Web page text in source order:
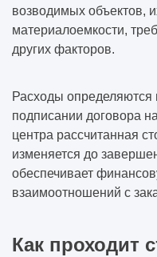
возводимых объектов,
материалоемкости,
других факторов.
Расходы определяются
подписании договора
центра рассчитанная
изменяется до
обеспечивает
взаимоотношений с
Как проходит